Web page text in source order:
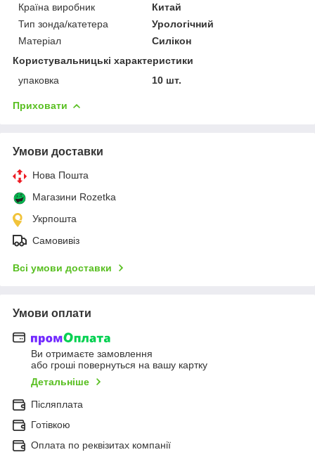
Країна виробник
Китай
Тип зонда/катетера
Урологічний
Матеріал
Силікон
Користувальницькі характеристики
упаковка
10 шт.
Приховати
Умови доставки
Нова Пошта
Магазини Rozetka
Укрпошта
Самовивіз
Всі умови доставки
Умови оплати
Ви отримаєте замовлення
або гроші повернуться на вашу картку
Детальніше
Післяплата
Готівкою
Оплата по реквізитах компанії